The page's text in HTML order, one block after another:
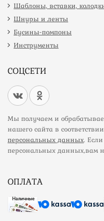
Шаблоны, вставки,
Шнуры и ленты
Бусины-помпоны
Инструменты
СОЦСЕТИ
Мы получаем и
нашего сайта в
персональных данных.
персональных данных,вам
ОПЛАТА